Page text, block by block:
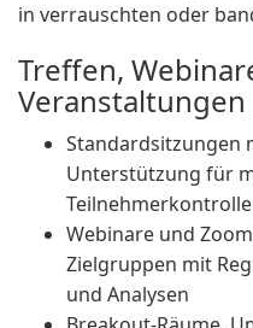
in verrauschten oder
Treffen,
Veranstaltungen
Standardsitzungen
Unterstützung für
Webinare und
Zielgruppen mit
und Analysen